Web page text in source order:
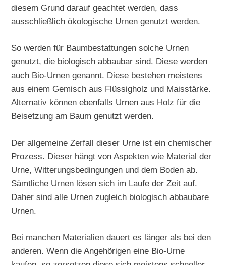
diesem Grund darauf geachtet werden, dass
ausschließlich ökologische Urnen genutzt werden.
So werden für Baumbestattungen solche Urnen
genutzt, die biologisch abbaubar sind. Diese werden
auch Bio-Urnen genannt. Diese bestehen meistens
aus einem Gemisch aus Flüssigholz und Maisstärke.
Alternativ können ebenfalls Urnen aus Holz für die
Beisetzung am Baum genutzt werden.
Der allgemeine Zerfall dieser Urne ist ein chemischer
Prozess. Dieser hängt von Aspekten wie Material der
Urne, Witterungsbedingungen und dem Boden ab.
Sämtliche Urnen lösen sich im Laufe der Zeit auf.
Daher sind alle Urnen zugleich biologisch abbaubare
Urnen.
Bei manchen Materialien dauert es länger als bei den
anderen. Wenn die Angehörigen eine Bio-Urne